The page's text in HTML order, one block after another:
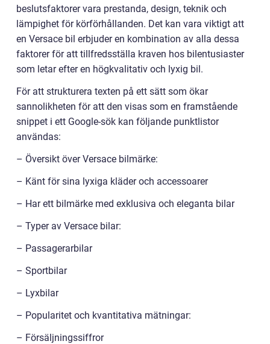
beslutsfaktorer vara prestanda, design, teknik och
lämpighet för körförhållanden. Det kan vara viktigt att
en Versace bil erbjuder en kombination av alla dessa
faktorer för att tillfredsställa kraven hos bilentusiaster
som letar efter en högkvalitativ och lyxig bil.
För att strukturera texten på ett sätt som ökar
sannolikheten för att den visas som en framstående
snippet i ett Google-sök kan följande punktlistor
användas:
– Översikt över Versace bilmärke:
– Känt för sina lyxiga kläder och accessoarer
– Har ett bilmärke med exklusiva och eleganta bilar
– Typer av Versace bilar:
– Passagerarbilar
– Sportbilar
– Lyxbilar
– Popularitet och kvantitativa mätningar:
– Försäljningssiffror